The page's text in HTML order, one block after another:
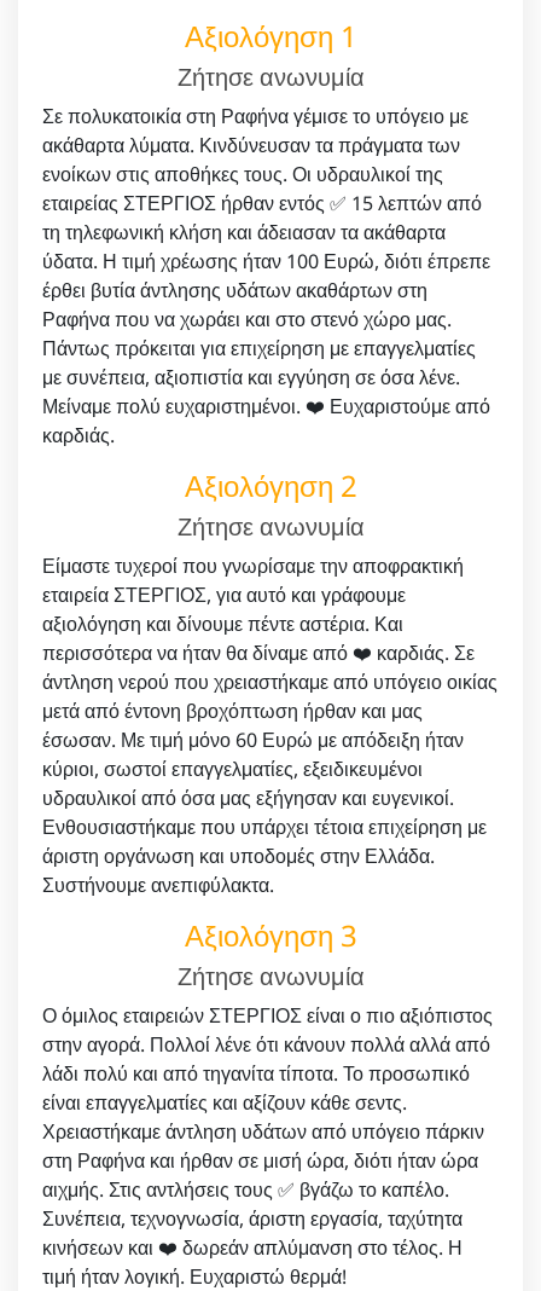
Αξιολόγηση 1
Ζήτησε ανωνυμία
Σε πολυκατοικία στη Ραφήνα γέμισε το υπόγειο με
ακάθαρτα λύματα. Κινδύνευσαν τα πράγματα των
ενοίκων στις αποθήκες τους. Οι υδραυλικοί της
εταιρείας ΣΤΕΡΓΙΟΣ ήρθαν εντός ✅ 15 λεπτών από
τη τηλεφωνική κλήση και άδειασαν τα ακάθαρτα
ύδατα. Η τιμή χρέωσης ήταν 100 Ευρώ, διότι έπρεπε
έρθει βυτία άντλησης υδάτων ακαθάρτων στη
Ραφήνα που να χωράει και στο στενό χώρο μας.
Πάντως πρόκειται για επιχείρηση με επαγγελματίες
με συνέπεια, αξιοπιστία και εγγύηση σε όσα λένε.
Μείναμε πολύ ευχαριστημένοι. ❤️ Ευχαριστούμε από
καρδιάς.
Αξιολόγηση 2
Ζήτησε ανωνυμία
Είμαστε τυχεροί που γνωρίσαμε την αποφρακτική
εταιρεία ΣΤΕΡΓΙΟΣ, για αυτό και γράφουμε
αξιολόγηση και δίνουμε πέντε αστέρια. Και
περισσότερα να ήταν θα δίναμε από ❤️ καρδιάς. Σε
άντληση νερού που χρειαστήκαμε από υπόγειο οικίας
μετά από έντονη βροχόπτωση ήρθαν και μας
έσωσαν. Με τιμή μόνο 60 Ευρώ με απόδειξη ήταν
κύριοι, σωστοί επαγγελματίες, εξειδικευμένοι
υδραυλικοί από όσα μας εξήγησαν και ευγενικοί.
Ενθουσιαστήκαμε που υπάρχει τέτοια επιχείρηση με
άριστη οργάνωση και υποδομές στην Ελλάδα.
Συστήνουμε ανεπιφύλακτα.
Αξιολόγηση 3
Ζήτησε ανωνυμία
Ο όμιλος εταιρειών ΣΤΕΡΓΙΟΣ είναι ο πιο αξιόπιστος
στην αγορά. Πολλοί λένε ότι κάνουν πολλά αλλά από
λάδι πολύ και από τηγανίτα τίποτα. Το προσωπικό
είναι επαγγελματίες και αξίζουν κάθε σεντς.
Χρειαστήκαμε άντληση υδάτων από υπόγειο πάρκιν
στη Ραφήνα και ήρθαν σε μισή ώρα, διότι ήταν ώρα
αιχμής. Στις αντλήσεις τους ✅ βγάζω το καπέλο.
Συνέπεια, τεχνογνωσία, άριστη εργασία, ταχύτητα
κινήσεων και ❤️ δωρεάν απλύμανση στο τέλος. Η
τιμή ήταν λογική. Ευχαριστώ θερμά!